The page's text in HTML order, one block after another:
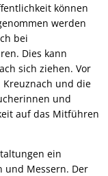
können
werden
bei
Dies kann
sich ziehen. Vor
und die
und
auf das Mitführen
ein
und Messern. Der